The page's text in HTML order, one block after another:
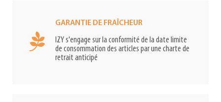
GARANTIE DE FRAÎCHEUR
IZY s'engage sur la conformité de la date limite
de consommation des articles par une charte de
retrait anticipé